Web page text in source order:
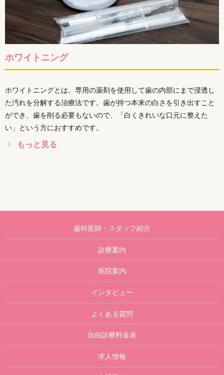
ホワイトニング
ホワイトニングとは、専用の薬剤を使用して歯の内部にまで浸透し
た汚れを分解する治療法です。歯が持つ本来の白さを引き出すこと
ができ、歯を削る必要もないので、「白くきれいな口元に整えた
い」という方におすすめです。
もっと見る
歯科医師・スタッフ紹介
診療案内
医院案内
インタビュー
よくある質問
自由診療料金表
求人情報